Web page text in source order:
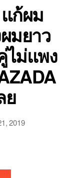
ก้ผม
มยาว
ไม่แพง
ย
2019